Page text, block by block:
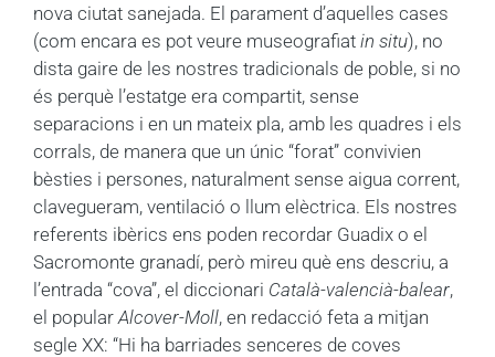
nova ciutat sanejada. El parament d’aquelles cases
(com encara es pot veure museografiat in situ), no
dista gaire de les nostres tradicionals de poble, si no
és perquè l’estatge era compartit, sense
separacions i en un mateix pla, amb les quadres i els
corrals, de manera que un únic “forat” convivien
bèsties i persones, naturalment sense aigua corrent,
clavegueram, ventilació o llum elèctrica. Els nostres
referents ibèrics ens poden recordar Guadix o el
Sacromonte granadí, però mireu què ens descriu, a
l’entrada “cova”, el diccionari Català-valencià-balear,
el popular Alcover-Moll, en redacció feta a mitjan
segle XX: “Hi ha barriades senceres de coves